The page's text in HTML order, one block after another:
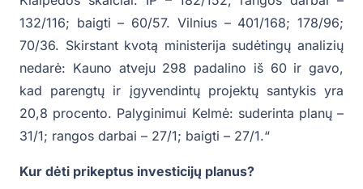
132/116; baigti – 60/57. Vilnius – 401/168; 178/96;
70/36. Skirstant kvotą ministerija sudėtingų analizių
nedarė: Kauno atveju 298 padalino iš 60 ir gavo,
kad parengtų ir įgyvendintų projektų santykis yra
20,8 procento. Palyginimui Kelmė: suderinta planų –
31/1; rangos darbai – 27/1; baigti – 27/1.“
Kur dėti prikeptus investicijų planus?